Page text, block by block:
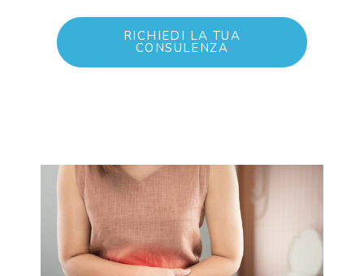
RICHIEDI LA TUA
CONSULENZA